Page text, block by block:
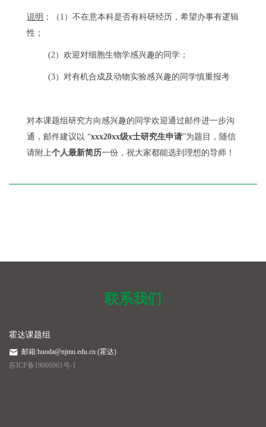
说明 ：（1）不在意本科是否有科研经历，希望办事有逻辑
性；
(2）欢迎对细胞生物学感兴趣的同学；
(3）对有机合成及动物实验感兴趣的同学慎重报考
对本课题组研究方向感兴趣的同学欢迎通过邮件进一步沟
通，邮件建议以 “xxx20xx级x士研究生申请”为题目，随信
请附上个人最新简历一份，祝大家都能选到理想的导师！
联系我们
霍达课题组
邮箱:huoda@njmu.edu.cn (霍达)
苏ICP备19066961号-1